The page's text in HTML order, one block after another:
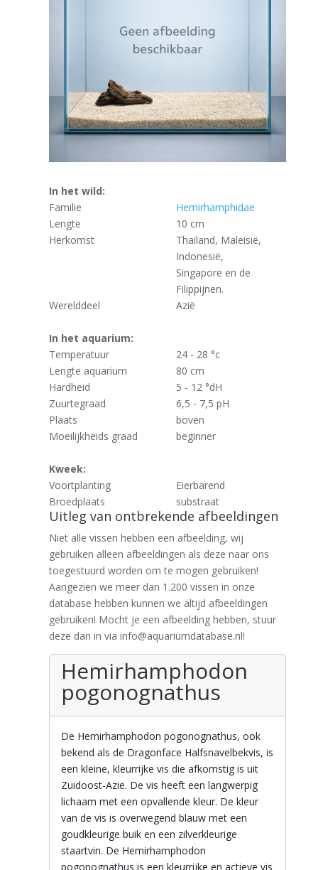
In het wild:
Familie
Hemirhamphidae
Lengte
10 cm
Herkomst
Thailand, Maleisië,
Indonesië,
Singapore en de
Filippijnen.
Werelddeel
Azië
In het aquarium:
Temperatuur
24 - 28 °c
Lengte aquarium
80 cm
Hardheid
5 - 12 °dH
Zuurtegraad
6,5 - 7,5 pH
Plaats
boven
Moeilijkheids graad
beginner
Kweek:
Voortplanting
Eierbarend
Broedplaats
substraat
Uitleg van ontbrekende afbeeldingen
Niet alle vissen hebben een afbeelding, wij
gebruiken alleen afbeeldingen als deze naar ons
toegestuurd worden om te mogen gebruiken!
Aangezien we meer dan 1.200 vissen in onze
database hebben kunnen we altijd afbeeldingen
gebruiken! Mocht je een afbeelding hebben, stuur
deze dan in via info@aquariumdatabase.nl!
Hemirhamphodon
pogonognathus
De Hemirhamphodon pogonognathus, ook
bekend als de Dragonface Halfsnavelbekvis, is
een kleine, kleurrijke vis die afkomstig is uit
Zuidoost-Azië. De vis heeft een langwerpig
lichaam met een opvallende kleur. De kleur
van de vis is overwegend blauw met een
goudkleurige buik en een zilverkleurige
staartvin. De Hemirhamphodon
pogonognathus is een kleurrijke en actieve vis